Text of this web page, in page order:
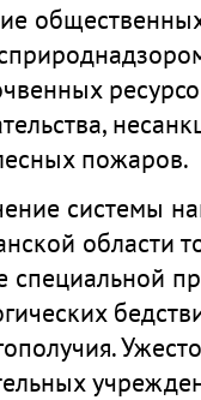
пожаров.
системы
области
специальной